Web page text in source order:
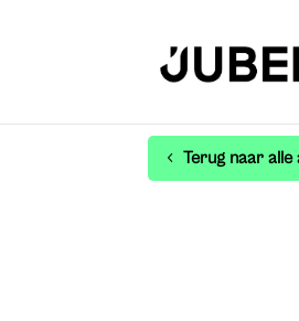
Terug naar alle